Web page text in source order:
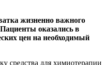
жизненно важного
оказались в
цен на необходимый
средства для химиотерапии